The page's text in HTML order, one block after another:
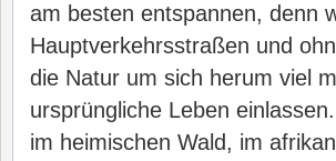
am besten entspannen, denn
Hauptverkehrsstraßen und
die Natur um sich herum viel
ursprüngliche Leben
im heimischen Wald, im